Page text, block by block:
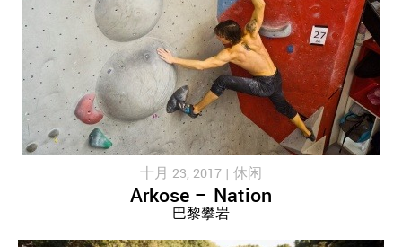
十月 23, 2017 | 休闲
Arkose – Nation
巴黎攀岩